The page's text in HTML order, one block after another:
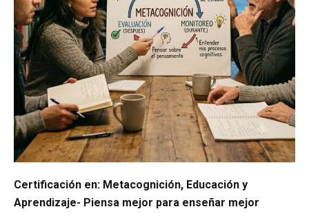
Certificación en: Metacognición, Educación y
Aprendizaje- Piensa mejor para enseñar mejor